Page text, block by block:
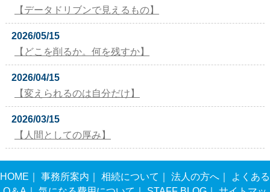
【データドリブンで見えるもの】
2026/05/15
【どこを削るか。何を残すか】
2026/04/15
【変えられるのは自分だけ】
2026/03/15
【人間としての厚み】
HOME 事務所案内 相続について 法人の方へ
よくある